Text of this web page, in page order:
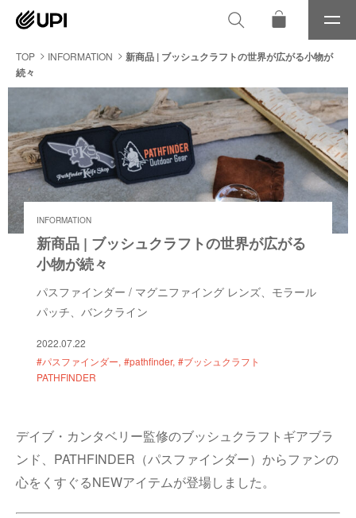
メ
ニ
ュ
TOP INFORMATION
新商品 | ブッシュクラフトの世界が広がる小物が
続々
INFORMATION
新商品 | ブッシュクラフトの世界が広がる
小物が続々
パスファインダー / マグニファイング レンズ、モラール
パッチ、バンクライン
2022.07.22
#パスファインダー #pathfinder #ブッシュクラフト
PATHFINDER
デイブ・カンタベリー監修のブッシュクラフトギアブラ
ンド、PATHFINDER（パスファインダー）からファンの
心をくすぐるNEWアイテムが登場しました。